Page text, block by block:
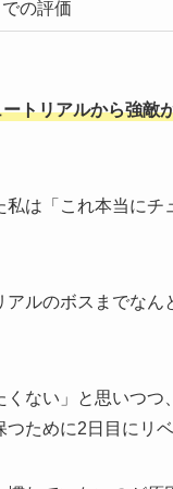
の評価
トリアルから強敵
は「これ本当に
アルのボスまでな
くない」と思いつ
つために2日目にリ